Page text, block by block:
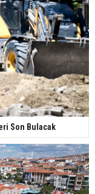
Son Bulacak